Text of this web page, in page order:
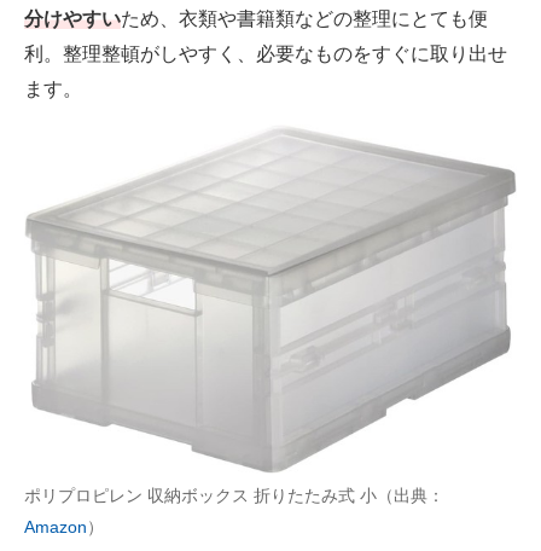
分けやすいため、衣類や書籍類などの整理にとても便
利。整理整頓がしやすく、必要なものをすぐに取り出せ
ます。
ポリプロピレン 収納ボックス 折りたたみ式 小（出典：
Amazon）